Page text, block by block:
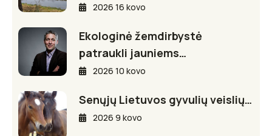
2026 16 kovo
Ekologinė žemdirbystė
patraukli jauniems…
2026 10 kovo
Senųjų Lietuvos gyvulių veislių…
2026 9 kovo